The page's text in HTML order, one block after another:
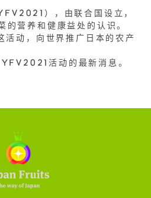
），由联合国设立，
的营养和健康益处的认识。
动，向世界推广日本的农产
活动的最新消息。